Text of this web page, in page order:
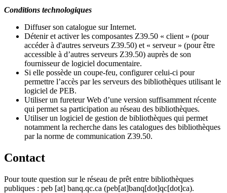
Conditions technologiques
Diffuser son catalogue sur Internet.
Détenir et activer les composantes Z39.50 « client » (pour
accéder à d'autres serveurs Z39.50) et « serveur » (pour être
accessible à d’autres serveurs Z39.50) auprès de son
fournisseur de logiciel documentaire.
Si elle possède un coupe-feu, configurer celui-ci pour
permettre l’accès par les serveurs des bibliothèques utilisant le
logiciel de PEB.
Utiliser un fureteur Web d’une version suffisamment récente
qui permet sa participation au réseau des bibliothèques.
Utiliser un logiciel de gestion de bibliothèques qui permet
notamment la recherche dans les catalogues des bibliothèques
par la norme de communication Z39.50.
Contact
Pour toute question sur le réseau de prêt entre bibliothèques
publiques : peb [at] banq.qc.ca (peb[at]banq[dot]qc[dot]ca).